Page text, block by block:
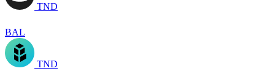
TND
BAL
TND